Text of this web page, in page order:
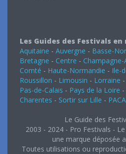
Les Guides des Festivals en
Aquitaine - Auvergne - Basse-
Bretagne - Centre - Champagne-
Comté - Haute-Normandie - Ile-
Roussillon - Limousin - Lorraine -
Pas-de-Calais - Pays de la Loire -
Charentes - Sortir sur Lille - PACA
Le Guide des
2003 - 2024 - Pro Festivals -
une marque déposée
Toutes utilisations ou